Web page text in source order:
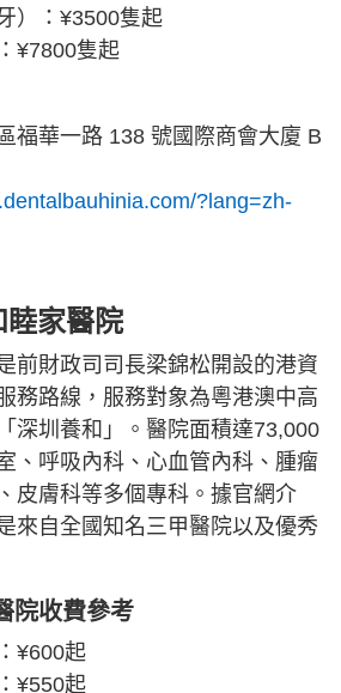
）：¥3500隻起
¥7800隻起
福華一路 138 號國際商會大廈 B
?lang=zh-
家醫院
前財政司司長梁錦松開設的港資
務路線，服務對象為粵港澳中高
深圳養和」。醫院面積達73,000
、呼吸內科、心血管內科、腫瘤
皮膚科等多個專科。據官網介
來自全國知名三甲醫院以及優秀
院收費參考
¥600起
¥550起